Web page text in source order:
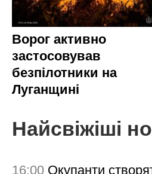
Ворог активно
застосовував
безпілотники на
Луганщині
Найсвіжіші
16:00 Окупанти